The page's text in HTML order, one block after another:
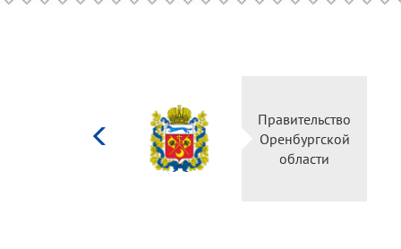
Министерство
культуры
Российской
федерации